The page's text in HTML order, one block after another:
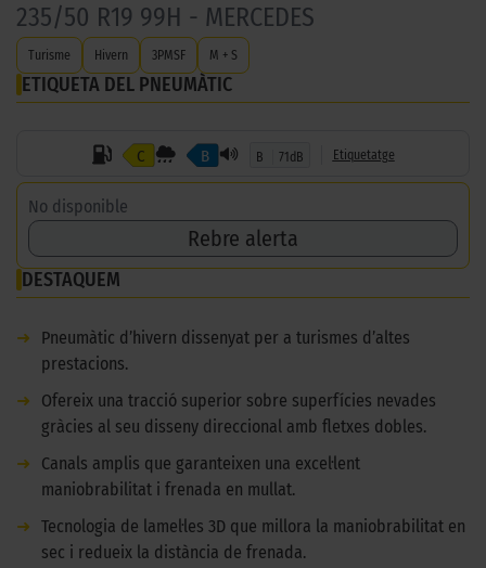
235/50 R19 99H - MERCEDES
Turisme Hivern 3PMSF M + S
ETIQUETA DEL PNEUMÀTIC
C B B 71dB Etiquetatge
No disponible
Rebre alerta
DESTAQUEM
➜
Pneumàtic d’hivern dissenyat per a turismes d’altes
prestacions.
➜
Ofereix una tracció superior sobre superfícies nevades
gràcies al seu disseny direccional amb fletxes dobles.
➜
Canals amplis que garanteixen una excel·lent
maniobrabilitat i frenada en mullat.
➜ Tecnologia de lamel·les 3D que millora la maniobrabilitat en
sec i redueix la distància de frenada.